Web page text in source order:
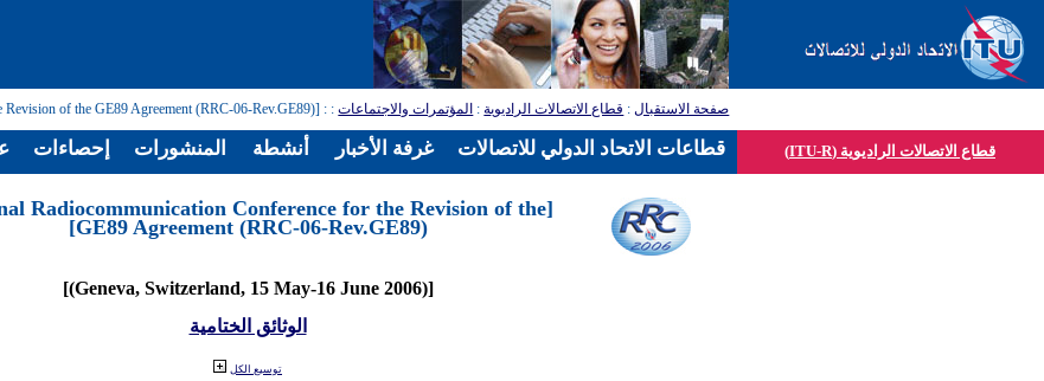
صفحة الاستقبال: قطاع الاتصالات الراديوية: المؤتمرات والاجتماعات:
: [Regional Radiocommunication Conference for the Revision of the GE89 Agreement (RRC-06-Rev.GE89)]
قطاع الاتصالات الراديوية (ITU-R)
Radiocommunication Conference for the Revision of the
GE89 Agreement (RRC-06-Rev.GE89)]
[(Geneva, Switzerland, 15 May-16 June 2006)]
الوثائق الختامية
توسيع الكل
إحصاءات المنشورات أنشطة غرفة الأخبار قطاعات الاتحاد الدولي للاتصالات